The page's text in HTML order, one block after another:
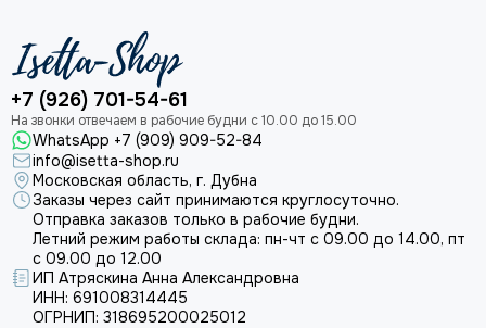
+7 (926) 701-54-61
WhatsApp +7 (909) 909-52-84
info@isetta-shop.ru
Московская область, г. Дубна
Заказы через сайт принимаются круглосуточно.
Отправка заказов только в рабочие будни.
Летний режим работы склада: пн-чт с 09.00 до 14.00, пт
с 09.00 до 12.00
ИП Атряскина Анна Александровна
ИНН: 691008314445
ОГРНИП: 318695200025012